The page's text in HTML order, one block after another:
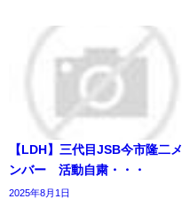
【LDH】三代目JSB今市隆二メ
ンバー 活動自粛・・・
2025年8月1日